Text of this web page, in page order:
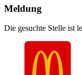
Meldung
Die gesuchte Stelle ist